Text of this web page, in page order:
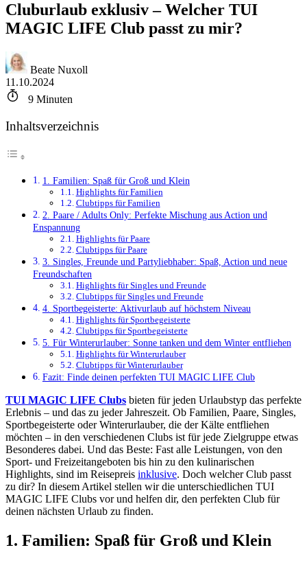
Cluburlaub exklusiv – Welcher TUI
MAGIC LIFE Club passt zu mir?
Beate Nuxoll
11.10.2024
9 Minuten
Inhaltsverzeichnis
1. Familien: Spaß für Groß und Klein
Highlights für Familien
Clubtipps für Familien
2. Paare / Adults Only: Perfekte Mischung aus Action und
Enspannung
Highlights für Paare
Clubtipps für Paare
3. Singles, Freunde und Partyliebhaber: Spaß, Action und neue
Freundschaften
Highlights für Singles und Freunde
Clubtipps für Singles und Freunde
4. Sportbegeisterte: Aktivurlaub auf höchstem Niveau
Highlights für Sportbegeisterte
Clubtipps für Sportbegeisterte
5. Für Winterurlauber: Sonne tanken und dem Winter entfliehen
Highlights für Winterurlauber
Clubtipps für Winterurlauber
Fazit: Finde deinen perfekten TUI MAGIC LIFE Club
TUI MAGIC LIFE Clubs bieten für jeden Urlaubstyp das perfekte
Erlebnis – und das zu jeder Jahreszeit. Ob Familien, Paare, Singles,
Sportbegeisterte oder Winterurlauber, die der Kälte entfliehen
möchten – in den verschiedenen Clubs ist für jede Zielgruppe etwas
Besonderes dabei. Und das Beste: Fast alle Leistungen, von den
Sport- und Freizeitangeboten bis hin zu den kulinarischen
Highlights, sind im Reisepreis inklusive. Doch welcher Club passt
zu dir? In diesem Artikel stellen wir die unterschiedlichen TUI
MAGIC LIFE Clubs vor und helfen dir, den perfekten Club für
deinen nächsten Urlaub zu finden.
1. Familien: Spaß für Groß und Klein